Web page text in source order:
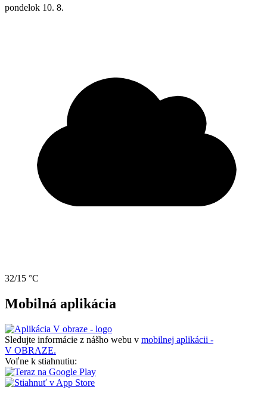
pondelok 10. 8.
32/15 °C
Mobilná aplikácia
Sledujte informácie z nášho webu v mobilnej aplikácii -
V OBRAZE.
Voľne k stiahnutiu: